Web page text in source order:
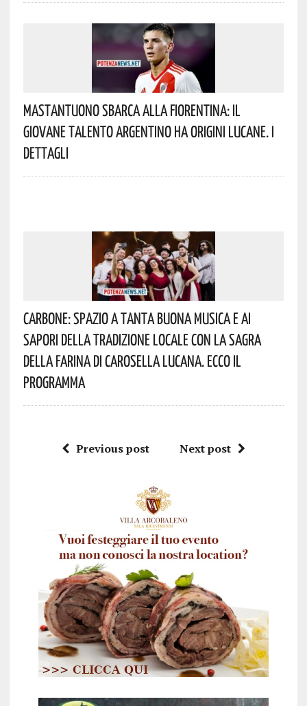
Mastantuono Sbarca Alla Fiorentina: Il
Giovane Talento Argentino Ha Origini Lucane. I
Dettagli
Carbone: Spazio A Tanta Buona Musica E Ai
Sapori Della Tradizione Locale Con La Sagra
Della Farina Di Carosella Lucana. Ecco Il
Programma
Previous post Next post